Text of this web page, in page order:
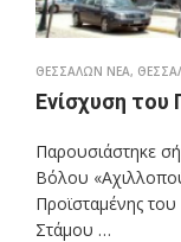
ΘΕΣΣΑΛΩΝ ΝΕΑ,
Ενίσχυση
Παρουσιάστηκε
Βόλου
Προϊσταμένης
Στάμου …